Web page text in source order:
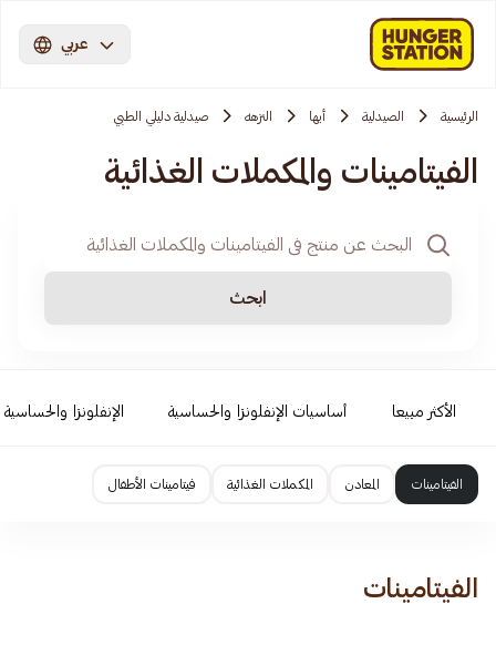
عربي
الرئيسية الصيدلية أبها النزهه صيدلية دليلي الطبي
الفيتامينات والمكملات الغذائية
ابحث
الأكثر مبيعا أساسيات الإنفلونزا والحساسية الإنفلونزا والحساسية
الفيتامينات المعادن المكملات الغذائية فيتامينات الأطفال
الفيتامينات